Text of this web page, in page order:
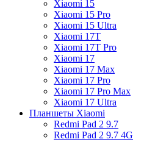
Xiaomi 15
Xiaomi 15 Pro
Xiaomi 15 Ultra
Xiaomi 17T
Xiaomi 17T Pro
Xiaomi 17
Xiaomi 17 Max
Xiaomi 17 Pro
Xiaomi 17 Pro Max
Xiaomi 17 Ultra
Планшеты Xiaomi
Redmi Pad 2 9.7
Redmi Pad 2 9.7 4G